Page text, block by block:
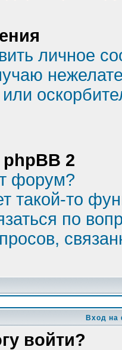
личное
2
форум?
такой-то
по
Вход на
войти?